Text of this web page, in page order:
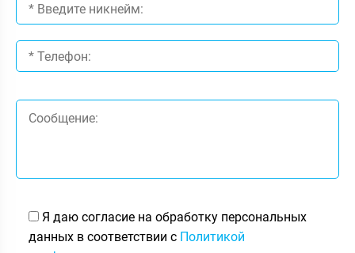
Я даю согласие на обработку персональных
данных в соответствии с Политикой